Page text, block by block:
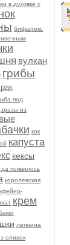
в духовке с
бифштекс
вулкан
грибы
под
зразы из
как
капуста
кексы
появилось
королевская
крем
лепнина
оливок